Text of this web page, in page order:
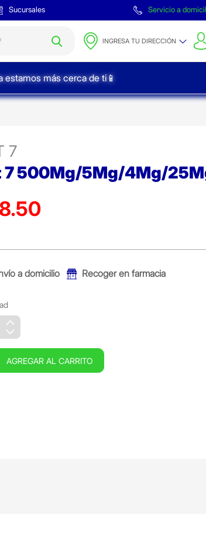
Sucursales Servicio a
INGRESA TU DIRECCIÓN
estamos más cerca de ti📱
7
7 500Mg/5Mg/4Mg/
de
a domicilio Recoger en farmacia
AGREGAR AL CARRITO